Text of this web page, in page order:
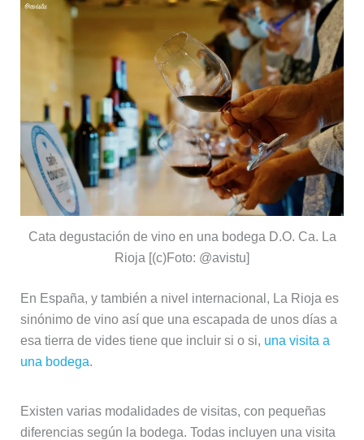
Cata degustación de vino en una bodega D.O. Ca. La
Rioja [(c)Foto: @avistu]
En España, y también a nivel internacional, La Rioja es
sinónimo de vino así que una escapada de unos días a
esa tierra de vides tiene que incluir si o si, una visita a
una bodega.
Existen varias modalidades de visitas, con pequeñas
diferencias según la bodega. Todas incluyen una visita